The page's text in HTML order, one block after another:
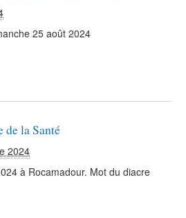
25 août 2024
de la Santé
2024
à Rocamadour. Mot du diacre